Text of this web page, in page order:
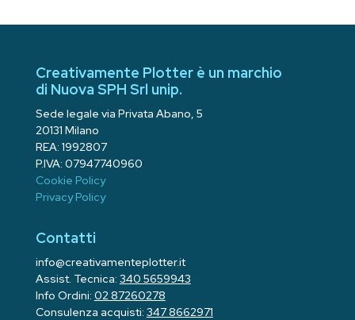
Creativamente Plotter è un marchio
di Nuova SPH Srl unip.
Sede legale via Privata Abano, 5
20131 Milano
REA: 1992807
P.IVA: 07947740960
Cookie Policy
Privacy Policy
Contatti
info@creativamenteplotter.it
Assist. Tecnica: 340 5659943
Info Ordini: 02 87260278
Consulenza acquisti: 347 8662971